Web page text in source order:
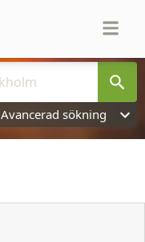
Avancerad sökning